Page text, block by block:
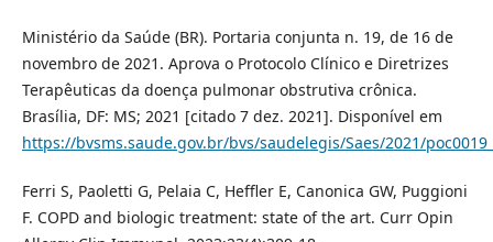
Ministério da Saúde (BR). Portaria conjunta n. 19, de 16 de
novembro de 2021. Aprova o Protocolo Clínico e Diretrizes
Terapêuticas da doença pulmonar obstrutiva crônica.
Brasília, DF: MS; 2021 [citado 7 dez. 2021]. Disponível em
https://bvsms.saude.gov.br/bvs/saudelegis/Saes/2021/
Ferri S, Paoletti G, Pelaia C, Heffler E, Canonica GW, Puggioni
F. COPD and biologic treatment: state of the art. Curr Opin